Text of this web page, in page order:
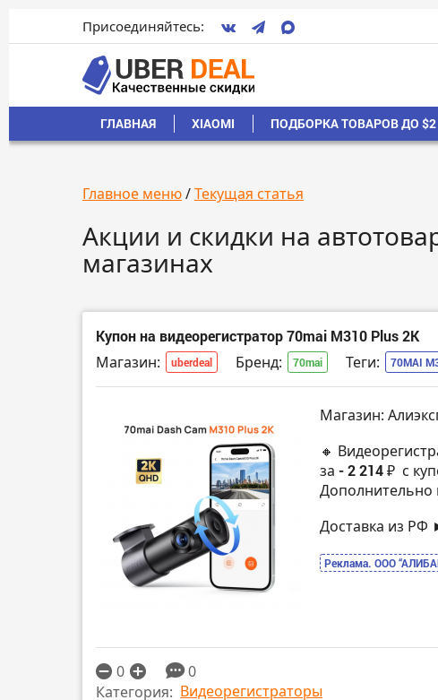
Присоединяйтесь:
ГЛАВНАЯ XIAOMI ПОДБОРКА ТОВАРОВ ДО $2
Главное меню/Текущая статья
Акции и скидки на
магазинах
Купон на видеорегистратор 70mai M310 Plus 2K
Магазин: uberdeal Бренд: 70mai Теги: 70MAI
Магазин:
🔸
за - 2 214 ₽ с
Дополнительно
Доставка из РФ
Реклама. ООО
0
0
Категория: Видеорегистраторы